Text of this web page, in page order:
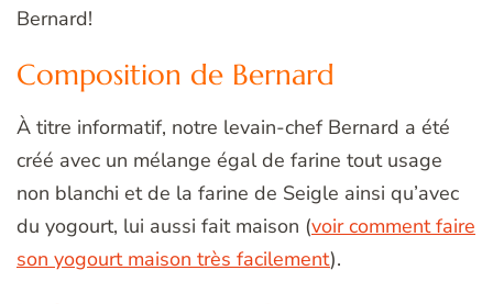
Bernard!
Composition de Bernard
À titre informatif, notre levain-chef Bernard a été
créé avec un mélange égal de farine tout usage
non blanchi et de la farine de Seigle ainsi qu’avec
du yogourt, lui aussi fait maison (voir comment faire
son yogourt maison très facilement).